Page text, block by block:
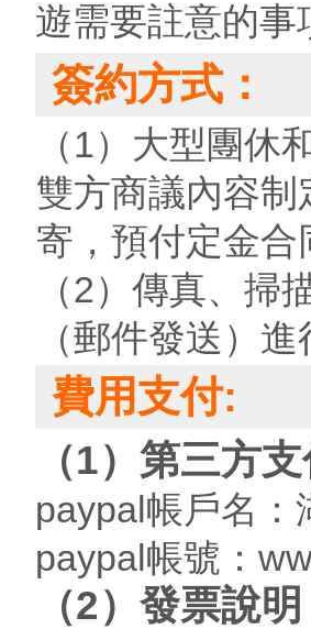
遊需要註意的
簽約方式：
（1）大型團休
雙方商議內容
寄，預付定金合
（2）傳真、掃
（郵件發送）
費用支付:
（1）第三方支
paypal帳戶名
paypal帳號：
（2）發票說明